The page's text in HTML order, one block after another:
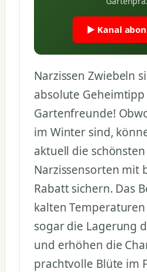
▶ Kanal
Narzissen Zwiebeln
absolute
Gartenfreunde!
im Winter sind,
aktuell die schönsten
Narzissensorten mit
Rabatt sichern. Das
kalten
sogar die Lagerung
und erhöhen die
prachtvolle Blüte im